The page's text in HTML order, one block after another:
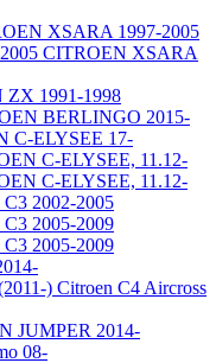
XSARA 1997-2005
CITROEN XSARA
ZX 1991-1998
BERLINGO 2015-
C-ELYSEE 17-
C-ELYSEE, 11.12-
C-ELYSEE, 11.12-
2002-2005
2005-2009
2005-2009
Citroen C4 Aircross
JUMPER 2014-
08-